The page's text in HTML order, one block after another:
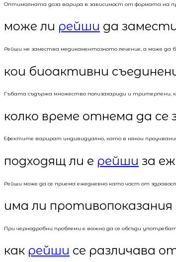
Оптималната доза варира в зависимост от формата на
може ли рейши да
Рейши не замества медикаментозното лечение, а може да
кои биоактивни
Гъбата съдържа множество полизахариди и тритерпени,
колко време отнема да
Ефектите варират индивидуално, като в някои
подходящ ли е рейши за
Рейши може да се приема ежедневно като част от
има ли
При чернодробни проблеми е важно да се обсъди
как рейши се различава